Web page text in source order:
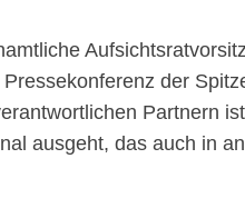
der
Partnern
ausgeht, das auch in